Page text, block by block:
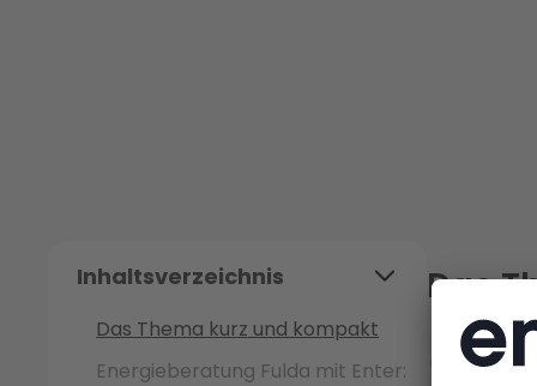
Inhaltsverzeichnis
Das Thema kurz und kompakt
Energieberatung Fulda mit Enter:
Das